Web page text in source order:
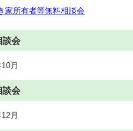
家所有者等無料相談会
談会
月
談会
月